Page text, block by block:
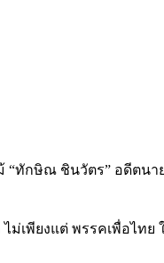
“ทักษิณ ชินวัตร” อดีตน
เพียงแต่ พรรคเพื่อไท